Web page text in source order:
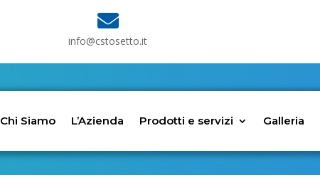

info@cstosetto.it
Chi Siamo L’Azienda Prodotti e servizi Galleria